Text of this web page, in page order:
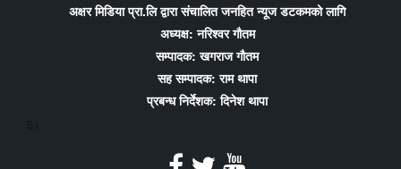
अक्षर मिडिया प्रा.लि द्वारा संचालित जनहित न्यूज डटकमको लागि
अध्यक्ष: नरिश्वर गौतम
सम्पादक: खगराज गौतम
सह सम्पादक: राम थापा
प्रबन्ध निर्देशक: दिनेश थापा